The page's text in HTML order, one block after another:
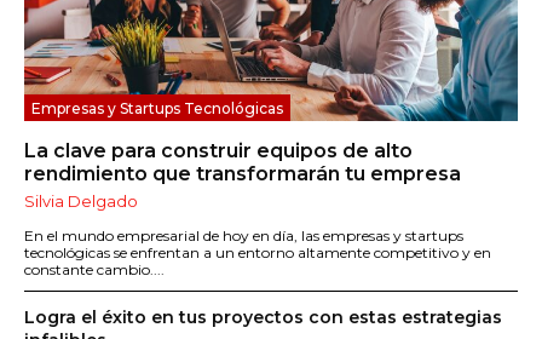
Empresas y Startups Tecnológicas
La clave para construir equipos de alto
rendimiento que transformarán tu empresa
Silvia Delgado
En el mundo empresarial de hoy en día, las empresas y startups
tecnológicas se enfrentan a un entorno altamente competitivo y en
constante cambio....
Logra el éxito en tus proyectos con estas estrategias